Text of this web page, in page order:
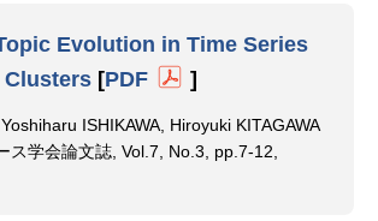
Evolution in Time Series
Clusters [PDF ]
ISHIKAWA, Hiroyuki KITAGAWA
ス学会論文誌, Vol.7, No.3, pp.7-12,